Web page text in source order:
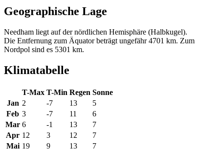
Geographische Lage
Needham liegt auf der nördlichen Hemisphäre (Halbkugel).
Die Entfernung zum Äquator beträgt ungefähr 4701 km. Zum
Nordpol sind es 5301 km.
Klimatabelle
T-Max T-Min Regen Sonne
Jan 2 -7 13
5
Feb 3 -7 11
6
Mar 6 -1 13
7
Apr 12 3 12
7
Mai 19 9 13 7